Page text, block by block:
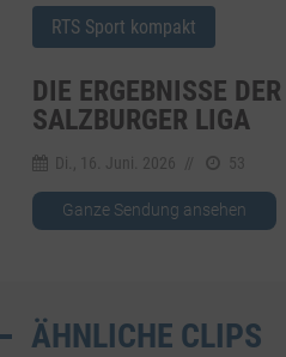
RTS Sport kompakt
DIE ERGEBNISSE
SALZBURGER LIGA
Di., 16. Juni. 2026 53
Ganze Sendung ansehen
ÄHNLICHE CLIPS